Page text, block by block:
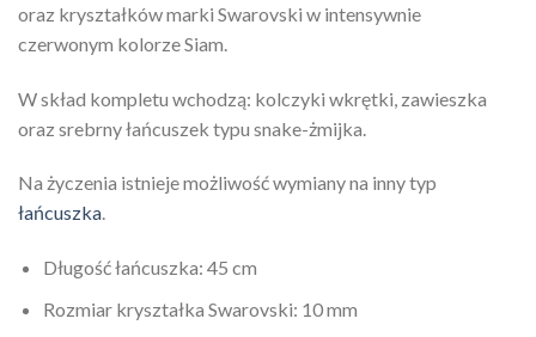
oraz kryształków marki Swarovski w intensywnie
czerwonym kolorze Siam.
W skład kompletu wchodzą: kolczyki wkrętki, zawieszka
oraz srebrny łańcuszek typu snake-żmijka.
Na życzenia istnieje możliwość wymiany na inny typ
łańcuszka.
Długość łańcuszka: 45 cm
Rozmiar kryształka Swarovski: 10 mm